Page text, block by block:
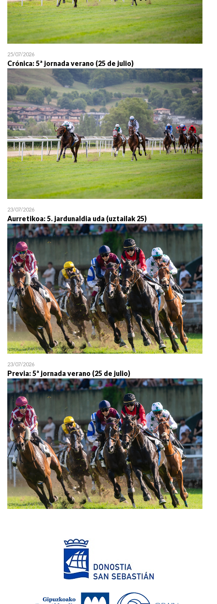
25/07/2026
Crónica: 5ª jornada verano (25 de julio)
23/07/2026
Aurretikoa: 5. jardunaldia uda (uztailak 25)
23/07/2026
Previa: 5ª jornada verano (25 de julio)